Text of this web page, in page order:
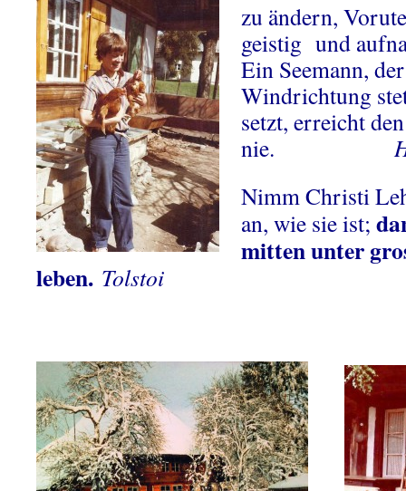
zu ändern,
geistig und
Ein Seemann,
Windrichtung
setzt, erreicht
nie.
Nimm Christi
an, wie sie ist;
mitten unter
leben. Tolstoi